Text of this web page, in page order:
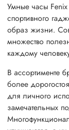
Умные часы
спортивного
образ жизни.
множество
каждому
В ассортименте
более
для личного
замечательных